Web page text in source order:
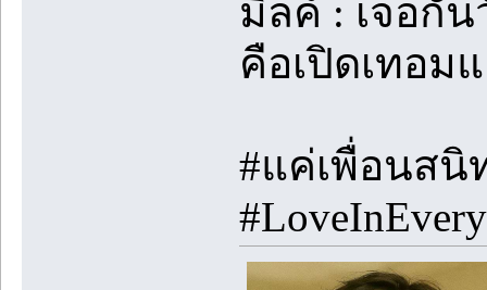
มิลค์ : เจอกั
คือเปิดเทอม
#แค่เพื่อนสนิ